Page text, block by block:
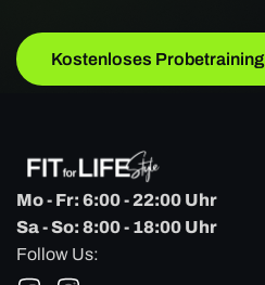
Kostenloses Probetraining
Mo - Fr: 6:00 - 22:00 Uhr
Sa - So: 8:00 - 18:00 Uhr
Follow Us: